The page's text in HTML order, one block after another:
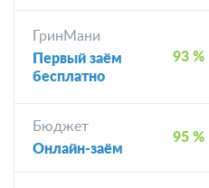
ГринМани
Первый заём
бесплатно
93 %
Бюджет
Онлайн-заём
95 %